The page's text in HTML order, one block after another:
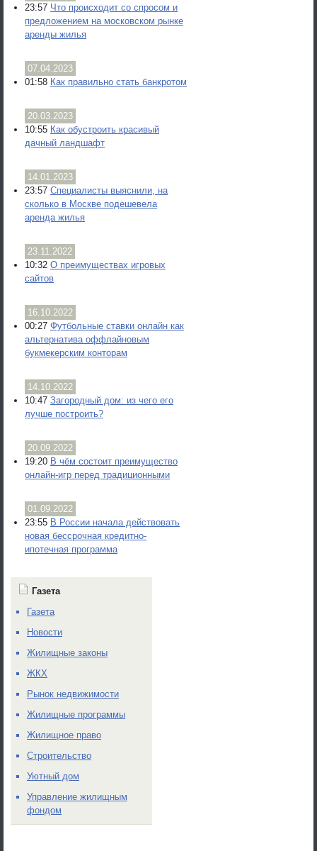
23:57 Что происходит со спросом и
предложением на московском рынке
аренды жилья
07.04.2023
01:58 Как правильно стать банкротом
20.03.2023
10:55 Как обустроить красивый
дачный ландшафт
14.01.2023
23:57 Специалисты выяснили, на
сколько в Москве подешевела
аренда жилья
23.11.2022
10:32 О преимуществах игровых
сайтов
16.10.2022
00:27 Футбольные ставки онлайн как
альтернатива оффлайновым
букмекерским конторам
14.10.2022
10:47 Загородный дом: из чего его
лучше построить?
20.09.2022
19:20 В чём состоит преимущество
онлайн-игр перед традиционными
01.09.2022
23:55 В России начала действовать
новая бессрочная кредитно-
ипотечная программа
Газета
Газета
Новости
Жилищные законы
ЖКХ
Рынок недвижимости
Жилищные программы
Жилищное право
Строительство
Уютный дом
Управление жилищным
фондом